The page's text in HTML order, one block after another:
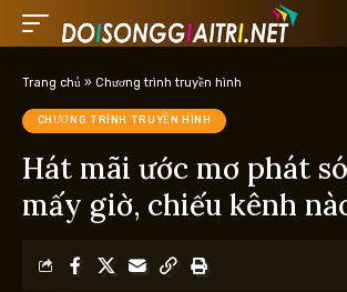
Trang chủ » Chương trình truyền hình
CHƯƠNG TRÌNH TRUYỀN HÌNH
Hát mãi ước mơ phát
mấy giờ, chiếu kênh